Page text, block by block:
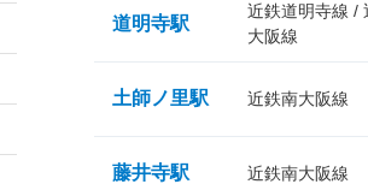
道明寺駅
近鉄道明寺線 /
大阪線
土師ノ里駅 近鉄南大阪線
藤井寺駅 近鉄南大阪線